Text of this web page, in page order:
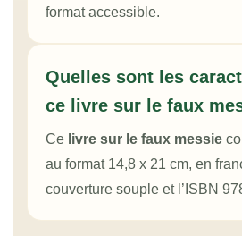
format accessible.
Quelles sont les
ce livre sur le faux
Ce livre sur le faux messie
au format 14,8 x 21 cm, en
couverture souple et l’ISBN